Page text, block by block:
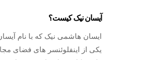
آیسان نیک کیست؟
یکی از اینفلوئنسر های فضای